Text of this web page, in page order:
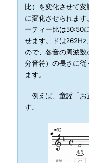
比）を変化させて
に変化させられます
ーティー比は50:50
せます。ドは
ので、各音の周波
分音符）の長さに従
ます。
例えば、童謡「お
す。